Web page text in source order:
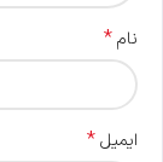
نام*
ایمیل*